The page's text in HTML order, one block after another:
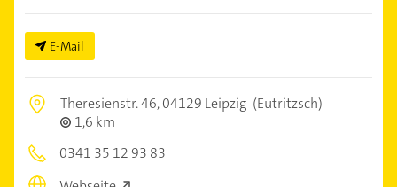
E-Mail
Theresienstr. 46,04129 Leipzig (Eutritzsch)
1,6 km
0341 35 12 93 83